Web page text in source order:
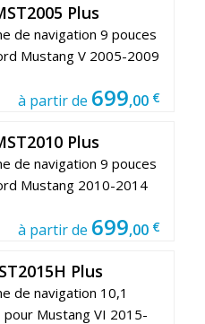
Plus
de navigation 9 pouces
Mustang V 2005-2009
à partir de 699,00 €
Plus
de navigation 9 pouces
Mustang 2010-2014
à partir de 699,00 €
Plus
de navigation 10,1
pour Mustang VI 2015-